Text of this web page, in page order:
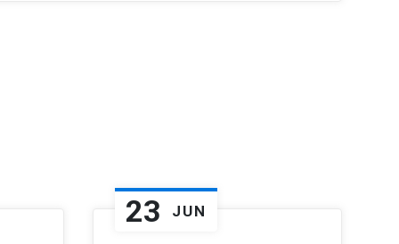
23 JUN